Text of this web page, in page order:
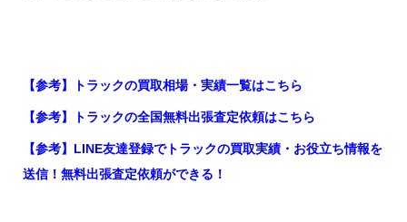
【参考】トラックの買取相場・実績一覧はこちら
【参考】トラックの全国無料出張査定依頼はこちら
【参考】LINE友達登録でトラックの買取実績・お役立ち情報を
送信！無料出張査定依頼ができる！